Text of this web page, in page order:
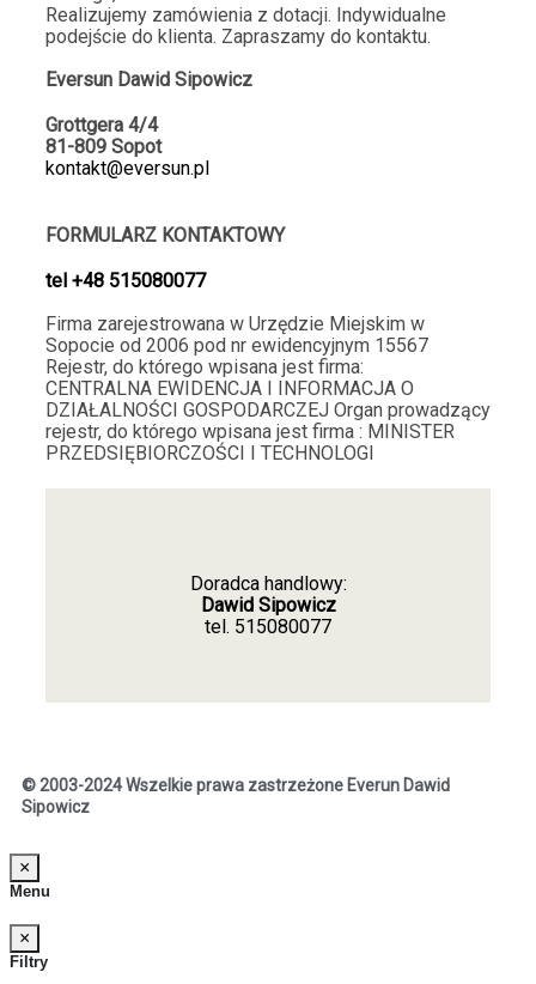
Realizujemy zamówienia z dotacji. Indywidualne
podejście do klienta. Zapraszamy do kontaktu.
Eversun Dawid Sipowicz
Grottgera 4/4
81-809 Sopot
kontakt@eversun.pl
FORMULARZ KONTAKTOWY
tel +48 515080077
Firma zarejestrowana w Urzędzie Miejskim w
Sopocie od 2006 pod nr ewidencyjnym 15567
Rejestr, do którego wpisana jest firma:
CENTRALNA EWIDENCJA I INFORMACJA O
DZIAŁALNOŚCI GOSPODARCZEJ Organ prowadzący
rejestr, do którego wpisana jest firma : MINISTER
PRZEDSIĘBIORCZOŚCI I TECHNOLOGI
Doradca handlowy:
Dawid Sipowicz
tel. 515080077
© 2003-2024 Wszelkie prawa zastrzeżone Everun Dawid
Sipowicz
×
Menu
×
Filtry